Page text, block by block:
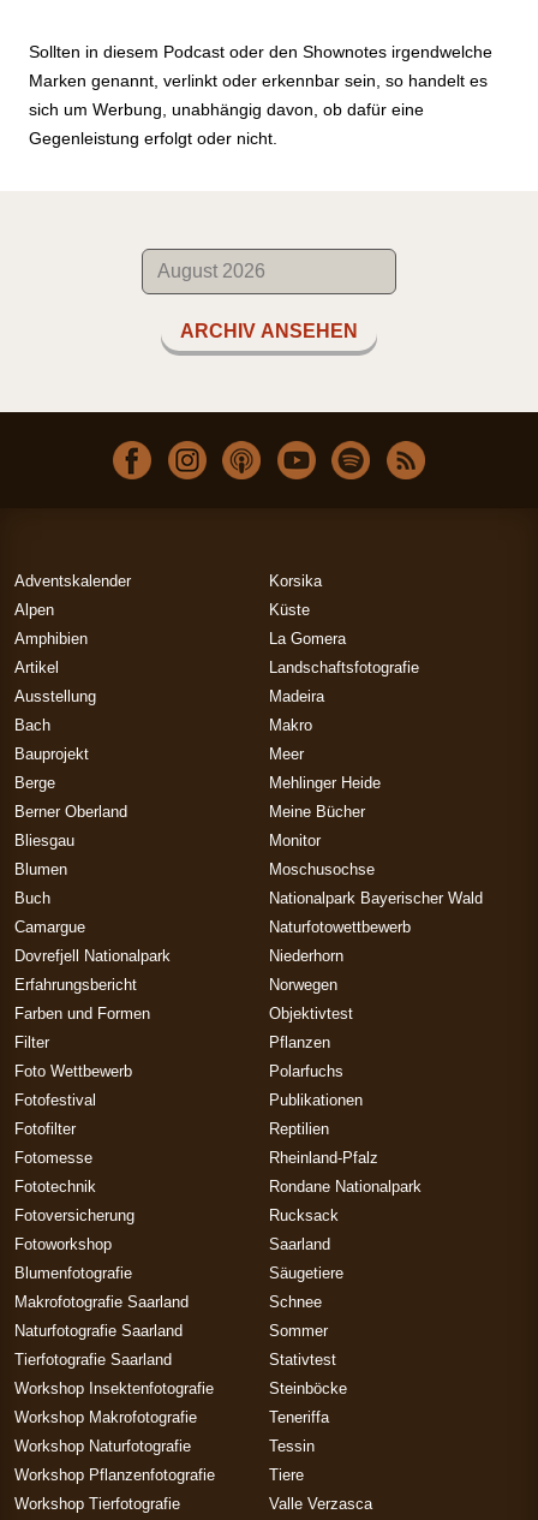
Sollten in diesem Podcast oder den Shownotes irgendwelche
Marken genannt, verlinkt oder erkennbar sein, so handelt es
sich um Werbung, unabhängig davon, ob dafür eine
Gegenleistung erfolgt oder nicht.
ARCHIV ANSEHEN
Adventskalender
Alpen
Amphibien
Artikel
Ausstellung
Bach
Bauprojekt
Berge
Berner Oberland
Bliesgau
Blumen
Buch
Camargue
Dovrefjell Nationalpark
Erfahrungsbericht
Farben und Formen
Filter
Foto Wettbewerb
Fotofestival
Fotofilter
Fotomesse
Fototechnik
Fotoversicherung
Fotoworkshop
Blumenfotografie
Makrofotografie Saarland
Naturfotografie Saarland
Tierfotografie Saarland
Workshop Insektenfotografie
Workshop Makrofotografie
Workshop Naturfotografie
Workshop Pflanzenfotografie
Workshop Tierfotografie
Korsika
Küste
La Gomera
Landschaftsfotografie
Madeira
Makro
Meer
Mehlinger Heide
Meine Bücher
Monitor
Moschusochse
Nationalpark Bayerischer Wald
Naturfotowettbewerb
Niederhorn
Norwegen
Objektivtest
Pflanzen
Polarfuchs
Publikationen
Reptilien
Rheinland-Pfalz
Rondane Nationalpark
Rucksack
Saarland
Säugetiere
Schnee
Sommer
Stativtest
Steinböcke
Teneriffa
Tessin
Tiere
Valle Verzasca